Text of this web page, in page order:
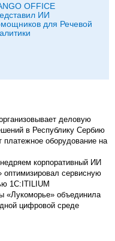
OFFICE
ИИ
для Речевой
деловую
в Республику Сербию
платежное оборудование на
корпоративный ИИ
сервисную
1С:ITILIUM
«Лукоморье» объединила
цифровой среде